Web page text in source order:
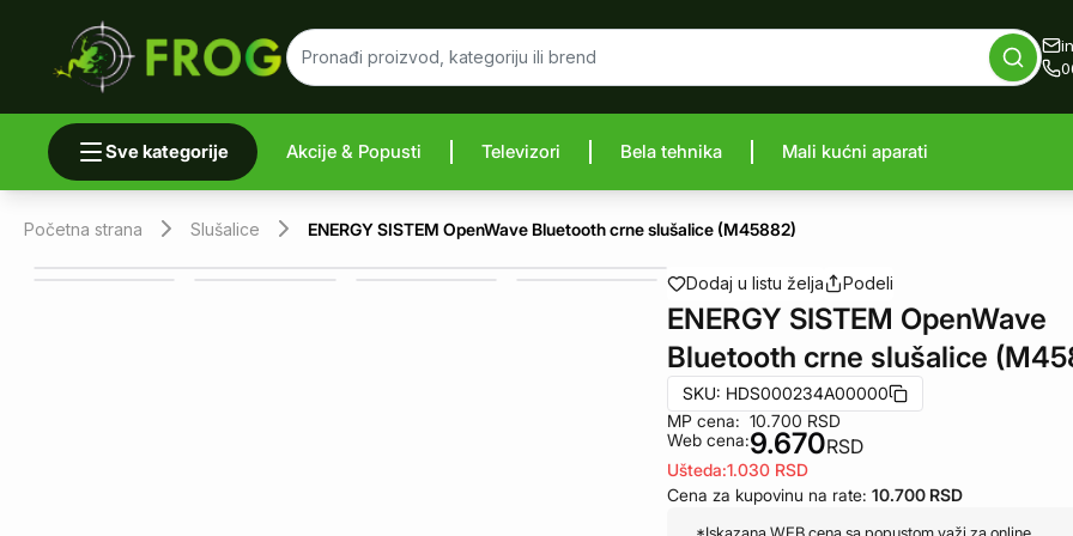
Sve kategorije Akcije & Popusti Televizori Bela tehnika Mali kućni aparati
Početna strana Slušalice ENERGY SISTEM OpenWave Bluetooth crne slušalice (M45882)
Dodaj u listu želja Podeli
ENERGY SISTEM OpenWave
Bluetooth crne slušalice
SKU: HDS000234A00000
MP cena:
Web cena:
10.700 RSD
9.670RSD
Ušteda:1.030 RSD
Cena za kupovinu na rate: 10.700 RSD